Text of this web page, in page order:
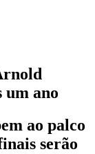
um ano
ao palco
serão